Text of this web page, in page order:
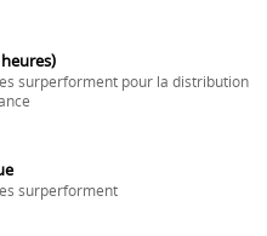
surperforment pour la distribution
surperforment